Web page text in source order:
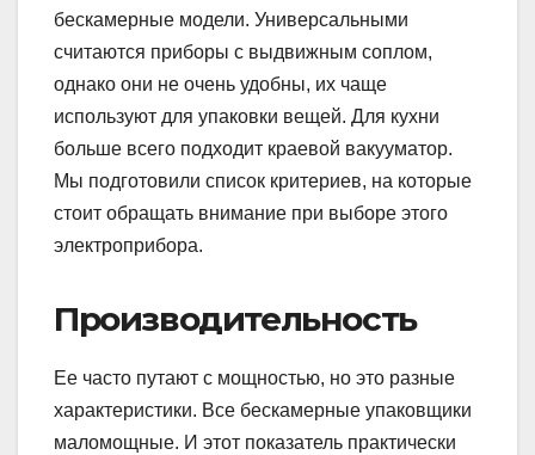
бескамерные модели. Универсальными
считаются приборы с выдвижным соплом,
однако они не очень удобны, их чаще
используют для упаковки вещей. Для кухни
больше всего подходит краевой вакууматор.
Мы подготовили список критериев, на которые
стоит обращать внимание при выборе этого
электроприбора.
Производительность
Ее часто путают с мощностью, но это разные
характеристики. Все бескамерные упаковщики
маломощные. И этот показатель практически